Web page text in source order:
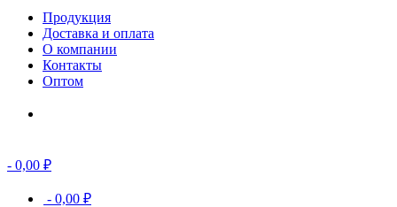
Продукция
Доставка и оплата
О компании
Контакты
Оптом
- 0,00 ₽
- 0,00 ₽